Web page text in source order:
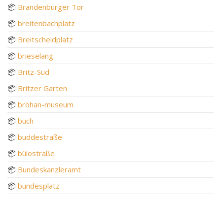
📦 Brandenburger Tor
📦 breitenbachplatz
📦 Breitscheidplatz
📦 brieselang
📦 Britz-Süd
📦 Britzer Garten
📦 bröhan-museum
📦 buch
📦 buddestraße
📦 bülostraße
📦 Bundeskanzleramt
📦 bundesplatz